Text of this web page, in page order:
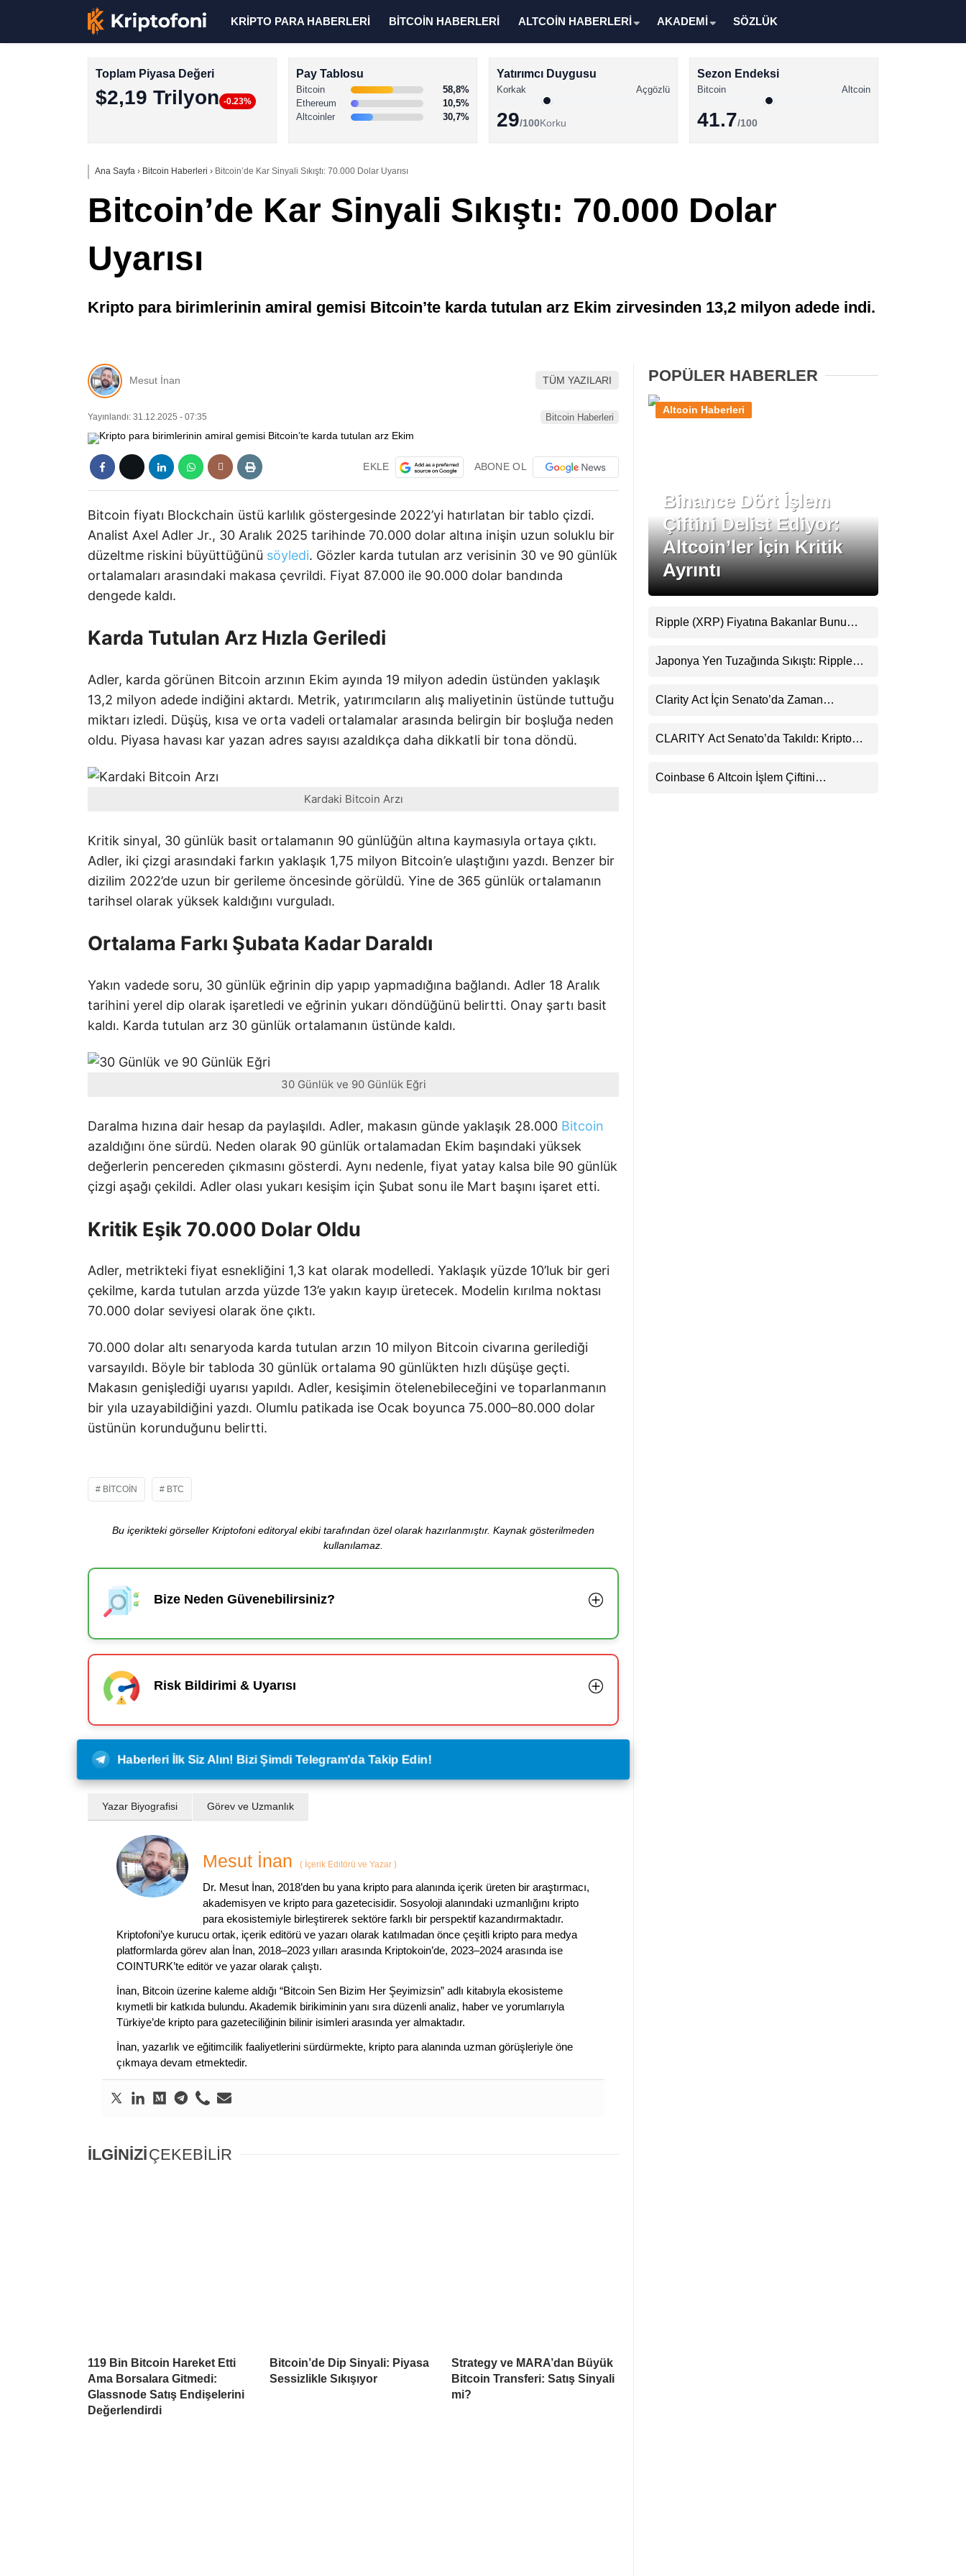
KRİPTO PARA HABERLERİ BİTCOİN HABERLERİ ALTCOİN HABERLERİ AKADEMİ SÖZLÜK
Toplam Piyasa Değeri
$2,19 Trilyon -0.23%
Pay Tablosu
Bitcoin
58,8%
Ethereum
10,5%
Altcoinler
30,7%
Yatırımcı Duygusu
Korkak Açgözlü
29/100Korku
Sezon Endeksi
Bitcoin Altcoin
41.7/100
Ana Sayfa › Bitcoin Haberleri › Bitcoin’de Kar Sinyali Sıkıştı: 70.000 Dolar Uyarısı
Bitcoin’de Kar Sinyali Sıkıştı: 70.000 Dolar
Uyarısı
Kripto para birimlerinin amiral gemisi Bitcoin’te karda tutulan arz Ekim zirvesinden 13,2 milyon adede indi.
Mesut İnan TÜM YAZILARI
Yayınlandı: 31.12.2025 - 07:35 Bitcoin Haberleri
EKLE ABONE OL
Bitcoin fiyatı Blockchain üstü karlılık göstergesinde 2022’yi hatırlatan bir tablo çizdi.
Analist Axel Adler Jr., 30 Aralık 2025 tarihinde 70.000 dolar altına inişin uzun soluklu bir
düzeltme riskini büyüttüğünü söyledi. Gözler karda tutulan arz verisinin 30 ve 90 günlük
ortalamaları arasındaki makasa çevrildi. Fiyat 87.000 ile 90.000 dolar bandında
dengede kaldı.
Karda Tutulan Arz Hızla Geriledi
Adler, karda görünen Bitcoin arzının Ekim ayında 19 milyon adedin üstünden yaklaşık
13,2 milyon adede indiğini aktardı. Metrik, yatırımcıların alış maliyetinin üstünde tuttuğu
miktarı izledi. Düşüş, kısa ve orta vadeli ortalamalar arasında belirgin bir boşluğa neden
oldu. Piyasa havası kar yazan adres sayısı azaldıkça daha dikkatli bir tona döndü.
Kardaki Bitcoin Arzı
Kritik sinyal, 30 günlük basit ortalamanın 90 günlüğün altına kaymasıyla ortaya çıktı.
Adler, iki çizgi arasındaki farkın yaklaşık 1,75 milyon Bitcoin’e ulaştığını yazdı. Benzer bir
dizilim 2022’de uzun bir gerileme öncesinde görüldü. Yine de 365 günlük ortalamanın
tarihsel olarak yüksek kaldığını vurguladı.
Ortalama Farkı Şubata Kadar Daraldı
Yakın vadede soru, 30 günlük eğrinin dip yapıp yapmadığına bağlandı. Adler 18 Aralık
tarihini yerel dip olarak işaretledi ve eğrinin yukarı döndüğünü belirtti. Onay şartı basit
kaldı. Karda tutulan arz 30 günlük ortalamanın üstünde kaldı.
30 Günlük ve 90 Günlük Eğri
Daralma hızına dair hesap da paylaşıldı. Adler, makasın günde yaklaşık 28.000 Bitcoin
azaldığını öne sürdü. Neden olarak 90 günlük ortalamadan Ekim başındaki yüksek
değerlerin pencereden çıkmasını gösterdi. Aynı nedenle, fiyat yatay kalsa bile 90 günlük
çizgi aşağı çekildi. Adler olası yukarı kesişim için Şubat sonu ile Mart başını işaret etti.
Kritik Eşik 70.000 Dolar Oldu
Adler, metrikteki fiyat esnekliğini 1,3 kat olarak modelledi. Yaklaşık yüzde 10’luk bir geri
çekilme, karda tutulan arzda yüzde 13’e yakın kayıp üretecek. Modelin kırılma noktası
70.000 dolar seviyesi olarak öne çıktı.
70.000 dolar altı senaryoda karda tutulan arzın 10 milyon Bitcoin civarına gerilediği
varsayıldı. Böyle bir tabloda 30 günlük ortalama 90 günlükten hızlı düşüşe geçti.
Makasın genişlediği uyarısı yapıldı. Adler, kesişimin ötelenebileceğini ve toparlanmanın
bir yıla uzayabildiğini yazdı. Olumlu patikada ise Ocak boyunca 75.000–80.000 dolar
üstünün korunduğunu belirtti.
BITCOIN BTC
Bu içerikteki görseller Kriptofoni editoryal ekibi tarafından özel olarak hazırlanmıştır. Kaynak gösterilmeden
kullanılamaz.
Bize Neden Güvenebilirsiniz?
Risk Bildirimi & Uyarısı
Haberleri İlk Siz Alın! Bizi Şimdi Telegram'da Takip Edin!
Yazar Biyografisi Görev ve Uzmanlık
Mesut İnan ( İçerik Editörü ve Yazar )
Dr. Mesut İnan, 2018’den bu yana kripto para alanında içerik üreten bir araştırmacı,
akademisyen ve kripto para gazetecisidir. Sosyoloji alanındaki uzmanlığını kripto
para ekosistemiyle birleştirerek sektöre farklı bir perspektif kazandırmaktadır.
Kriptofoni’ye kurucu ortak, içerik editörü ve yazarı olarak katılmadan önce çeşitli kripto para medya
platformlarda görev alan İnan, 2018–2023 yılları arasında Kriptokoin’de, 2023–2024 arasında ise
COINTURK’te editör ve yazar olarak çalıştı.
İnan, Bitcoin üzerine kaleme aldığı “Bitcoin Sen Bizim Her Şeyimizsin” adlı kitabıyla ekosisteme
kıymetli bir katkıda bulundu. Akademik birikiminin yanı sıra düzenli analiz, haber ve yorumlarıyla
Türkiye’de kripto para gazeteciliğinin bilinir isimleri arasında yer almaktadır.
İnan, yazarlık ve eğitimcilik faaliyetlerini sürdürmekte, kripto para alanında uzman görüşleriyle öne
çıkmaya devam etmektedir.
İLGİNİZİÇEKEBİLİR
119 Bin Bitcoin Hareket Etti
Ama Borsalara Gitmedi:
Glassnode Satış Endişelerini
Değerlendirdi
Bitcoin’de Dip Sinyali: Piyasa
Sessizlikle Sıkışıyor
Strategy ve MARA’dan Büyük
Bitcoin Transferi: Satış Sinyali
mi?
POPÜLER HABERLER
Binance Dört İşlem
Çiftini Delist Ediyor:
Altcoin’ler İçin Kritik
Ayrıntı
Altcoin Haberleri
Ripple (XRP) Fiyatına Bakanlar Bunu
Uyarı
Japonya Yen Tuzağında Sıkıştı: Ripple
Clarity Act İçin Senato’da Zaman
CLARITY Act Senato’da Takıldı: Kripto
Coinbase 6 Altcoin İşlem Çiftini